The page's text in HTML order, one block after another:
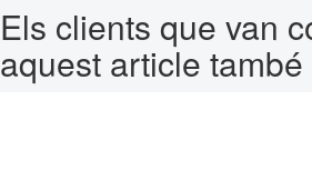
Els clients que van
aquest article